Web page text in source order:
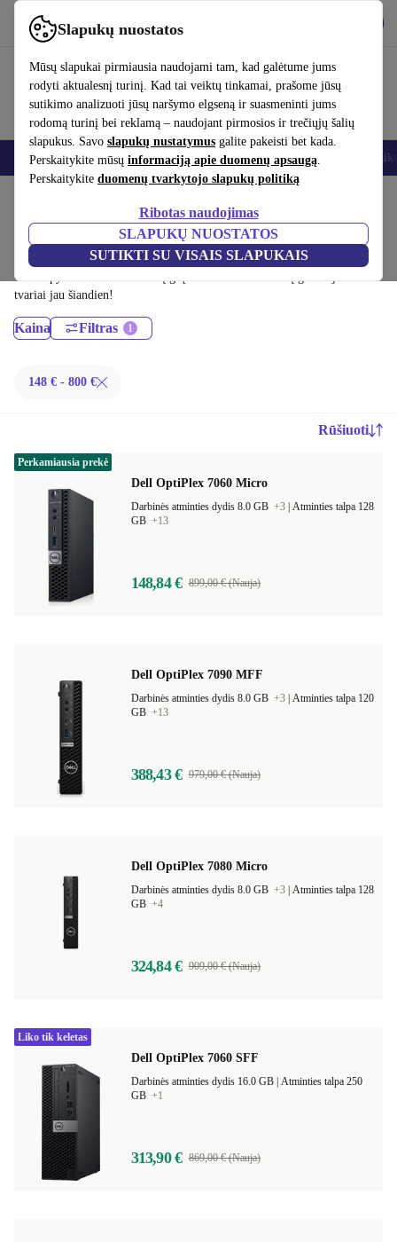
Slapukų nuostatos
Mūsų slapukai pirmiausia naudojami tam, kad galėtume jums
rodyti aktualesnį turinį. Kad tai veiktų tinkamai, prašome jūsų
sutikimo analizuoti jūsų naršymo elgseną ir suasmeninti jums
rodomą turinį bei reklamą – naudojant pirmosios ir trečiųjų šalių
slapukus. Savo slapukų nustatymus galite pakeisti bet kada.
Perskaitykite mūsų informaciją apie duomenų apsaugą.
Perskaitykite duomenų tvarkytojo slapukų politiką
Ribotas naudojimas
SLAPUKŲ NUOSTATOS
SUTIKTI SU VISAIS SLAPUKAIS
Naudok refurbed greitai ir paprastai
Išmanieji telefonai Nešiojamieji kompiuteriai Planšetės Išmanieji
Dell staliniai kompiuteriai:
Sertifikuoti profesionaliai atnaujinti Dell staliniai kompiuteriai iki 800 €
– sutaupyk iki 40 %. 30 dienų grąžinimai ir 12 mėnesių garantija. Pirk
tvariai jau šiandien!
Kaina Filtras
148 € - 800 €
Rūšiuoti
Dell OptiPlex 7060 Micro
Darbinės atminties dydis 8.0 GB +3 Atminties talpa 128
GB +13
148,84 € 899,00 € (Nauja)
Perkamiausia prekė
Dell OptiPlex 7090 MFF
Darbinės atminties dydis 8.0 GB +3 Atminties talpa 120
GB +13
388,43 € 979,00 € (Nauja)
Dell OptiPlex 7080 Micro
Darbinės atminties dydis 8.0 GB +3 Atminties talpa 128
GB +4
324,84 € 909,00 € (Nauja)
Dell OptiPlex 7060 SFF
Atminties talpa 250
GB +1
313,90 € 869,00 € (Nauja)
Liko tik keletas